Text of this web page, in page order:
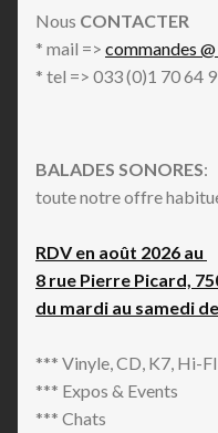
Nous CONTACTER
* mail => commandes
* tel => 033 (0)1 70 64
BALADES SONORES:
toute notre offre
RDV en août 2026 au
8 rue Pierre Picard,
du mardi au samedi
*** Vinyle, CD, K7, Hi-
*** Expos & Events
*** Chats